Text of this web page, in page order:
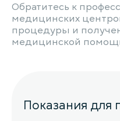
Обратитесь к
медицинских
процедуры и
медицинской
Показания для